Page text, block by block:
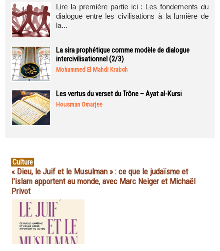
Lire la première partie ici : Les fondements du
dialogue entre les civilisations à la lumière de
la...
La sira prophétique comme modèle de dialogue
intercivilisationnel (2/3)
Mohammed El Mahdi Krabch
Les vertus du verset du Trône – Ayat al-Kursi
Housman Omarjee
Culture
« Dieu, le Juif et le Musulman » : ce que le judaïsme et
l'islam apportent au monde, avec Marc Neiger et Michaël
Privot